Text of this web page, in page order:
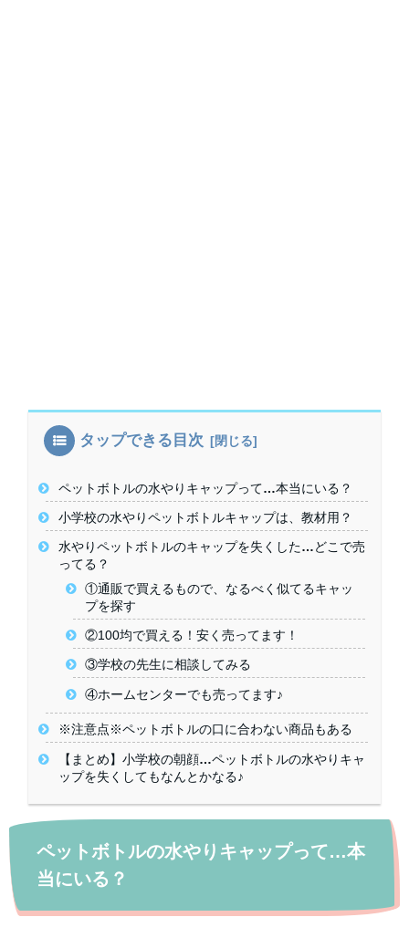
タップできる目次
ペットボトルの水やりキャップって…本当にいる？
小学校の水やりペットボトルキャップは、教材用？
水やりペットボトルのキャップを失くした…どこで売
ってる？
①通販で買えるもので、なるべく似てるキャッ
プを探す
②100均で買える！安く売ってます！
③学校の先生に相談してみる
④ホームセンターでも売ってます♪
※注意点※ペットボトルの口に合わない商品もある
【まとめ】小学校の朝顔…ペットボトルの水やりキャ
ップを失くしてもなんとかなる♪
ペットボトルの水やりキャップって…本
当にいる？